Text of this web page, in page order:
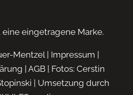
eingetragene Marke.
Mentzel | Impressum |
|AGB | Fotos: Cerstin
| Umsetzung durch